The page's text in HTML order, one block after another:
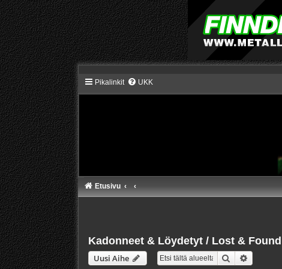
Pikalinkit UKK
Etusivu
Kadonneet & Löydetyt / Lost & Found
Uusi Aihe Etsi